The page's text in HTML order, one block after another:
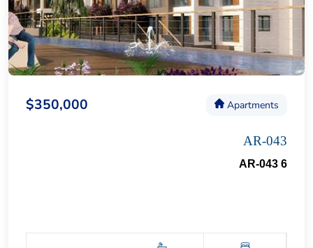
Apartments
$350,000
AR-043
AR-043 6